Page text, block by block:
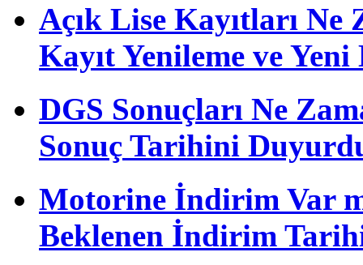
Açık Lise Kayıtları
Kayıt Yenileme ve
DGS Sonuçları Ne
Sonuç Tarihini
Motorine İndirim Var
Beklenen İndirim